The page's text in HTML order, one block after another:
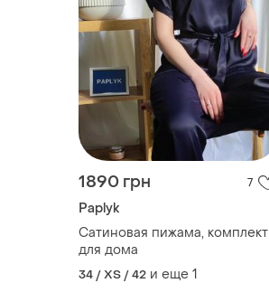
1890 грн 7
Paplyk
Сатиновая пижама, комплект
для дома
34 / XS / 42 и еще 1